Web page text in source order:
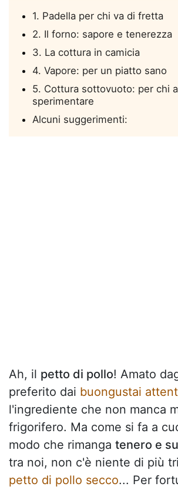
1. Padella per chi va di fretta
2. Il forno: sapore e tenerezza
3. La cottura in camicia
4. Vapore: per un piatto sano
5. Cottura sottovuoto: per chi
sperimentare
Alcuni suggerimenti:
Ah, il petto di pollo! Amato
preferito dai buongustai
l'ingrediente che non manca
frigorifero. Ma come si fa a
modo che rimanga tenero e
tra noi, non c'è niente di più
petto di pollo secco... Per